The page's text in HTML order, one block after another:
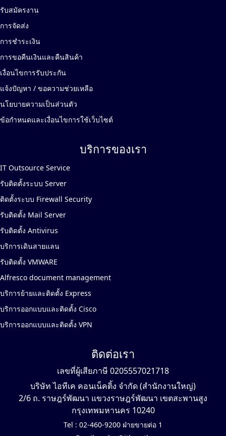
รับสมัครงาน
การจัดส่ง
การชำระเงิน
การขอคืนเงินและคืนสินค้า
เงื่อนไขการรับประกัน
แจ้งปัญหา / ขอความช่วยเหลือ
นโยบายความเป็นส่วนตัว
ข้อกำหนดและเงื่อนไขการใช้เว็บไซต์
บริการของเรา
IT Outsource Service
รับติดตั้งระบบ Server
ติดตั้งระบบ Firewall Security
รับติดตั้ง Mail Server
รับติดตั้ง Antivirus
บริการเดินสายแลน
รับติดตั้ง VMWARE
Alfresco document management
บริการย้ายและติดตั้ง Express
บริการออกแบบและติดตั้ง Cisco
บริการออกแบบและติดตั้ง VPN
ติดต่อเรา
เลขที่ผู้เสียภาษี 0205557021718
บริษัท ไอทีเค คอนเน็คติ้ง จำกัด (สำนักงานใหญ่)
2/6 ถ. ราษฎร์พัฒนา แขวงราษฎร์พัฒนา เขตสะพานสูง
กรุงเทพมหานคร 10240
Tel : 02-460-9200 ฝ่ายขายต่อ 1